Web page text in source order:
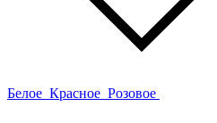
Белое Красное Розовое